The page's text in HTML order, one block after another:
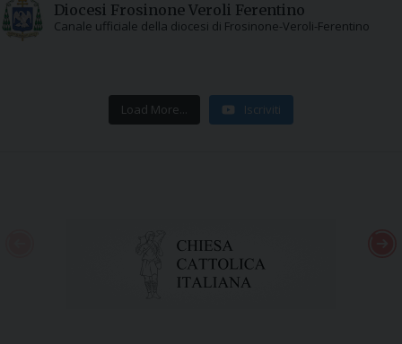
Diocesi Frosinone Veroli Ferentino
Canale ufficiale della diocesi di Frosinone-Veroli-Ferentino
Load More... Iscriviti